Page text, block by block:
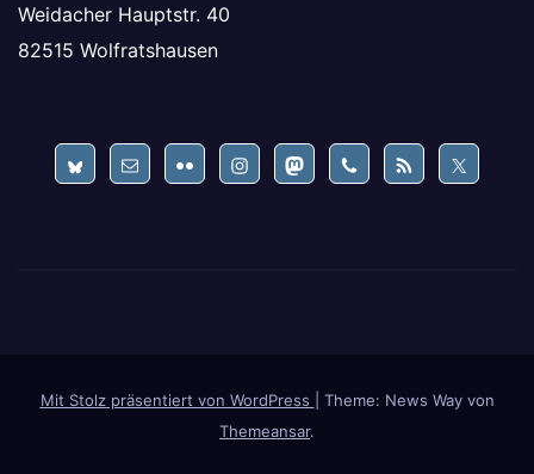
Weidacher Hauptstr. 40
82515 Wolfratshausen
Mit Stolz präsentiert von WordPress
Theme: News Way von
Themeansar.